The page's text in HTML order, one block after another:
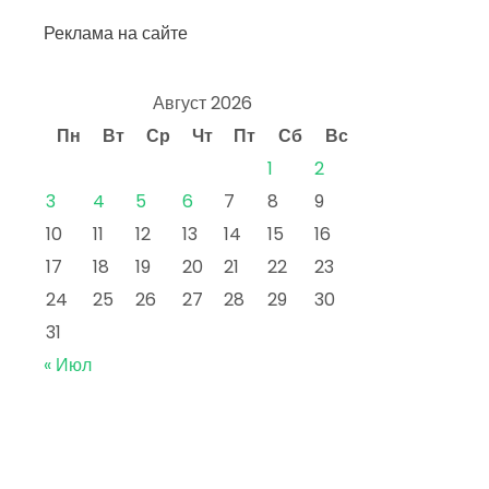
Реклама на сайте
Август 2026
Пн
Вт Ср Чт Пт Сб
Вс
1
2
3
4 5 6 7 8
9
10
11 12 13 14 15
16
17
18 19 20 21 22
23
24
25 26 27 28 29
30
31
« Июл